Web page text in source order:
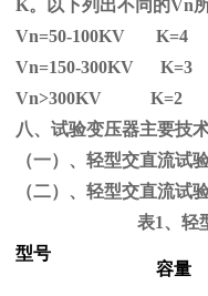
K。以下列出不同的Vn
Vn=50-100KV K=4
Vn=150-300KV K=3
Vn>300KV K=2
八、试验变压器主要技
（一）、轻型交直流试
（二）、轻型交直流试
表1、轻
型号
容量